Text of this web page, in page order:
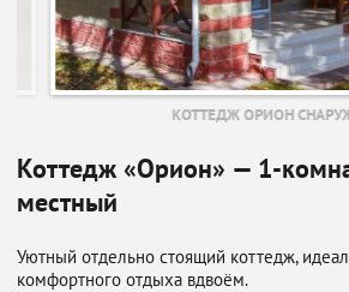
КОТТЕДЖ ОРИОН
Коттедж «Орион» — 1-
местный
Уютный отдельно стоящий коттедж,
комфортного отдыха вдвоём.